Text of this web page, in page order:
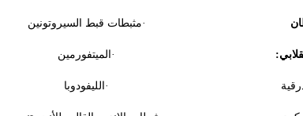
·مثبطات قبط السيروتونين
·الميتفورمين
·الليفودوبا